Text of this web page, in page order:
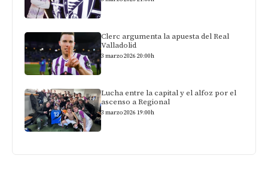
Clerc argumenta la apuesta del Real
Valladolid
3 marzo 2026 20:00h
Lucha entre la capital y el alfoz por el
ascenso a Regional
3 marzo 2026 19:00h